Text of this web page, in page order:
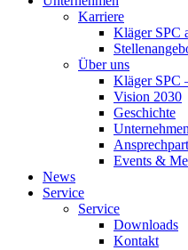
Karriere
Kläger SPC
Über uns
Kläger SPC
Vision 2030
Geschichte
Events &
News
Service
Service
Downloads
Kontakt